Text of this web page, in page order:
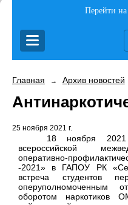
Перейти
Главная → Архив новостей
25 ноября 2021 г.
18 ноября
всероссийской
оперативно-
-2021» в ГАПОУ РК
встреча студентов
оперуполномоченным
оборотом наркотиков